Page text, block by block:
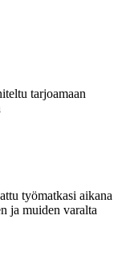
tarjoamaan
työmatkasi aikana
ja muiden varalta